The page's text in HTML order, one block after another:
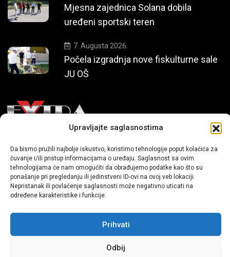
Upravljajte saglasnostima
Da bismo pružili najbolje iskustvo, koristimo tehnologije poput kolačića za
čuvanje i/ili pristup informacijama o uređaju. Saglasnost sa ovim
tehnologijama će nam omogućiti da obrađujemo podatke kao što su
ponašanje pri pregledanju ili jedinstveni ID-ovi na ovoj veb lokaciji.
Nepristanak ili povlačenje saglasnosti može negativno uticati na
određene karakteristike i funkcije.
Prihvati
Odbij
Mjesna zajednica Solana dobila
uređeni sportski teren
7. Augusta 2026.
Počela izgradnja nove fiskulturne sale
JU OŠ
Mi smo moderni portal zabavnog karaktera koji donosi vijesti i
priče iz života, svijeta showbiza, lifestyle-a i popularne kulture.
Sva prava zadržana | extra.ba by profm.ba